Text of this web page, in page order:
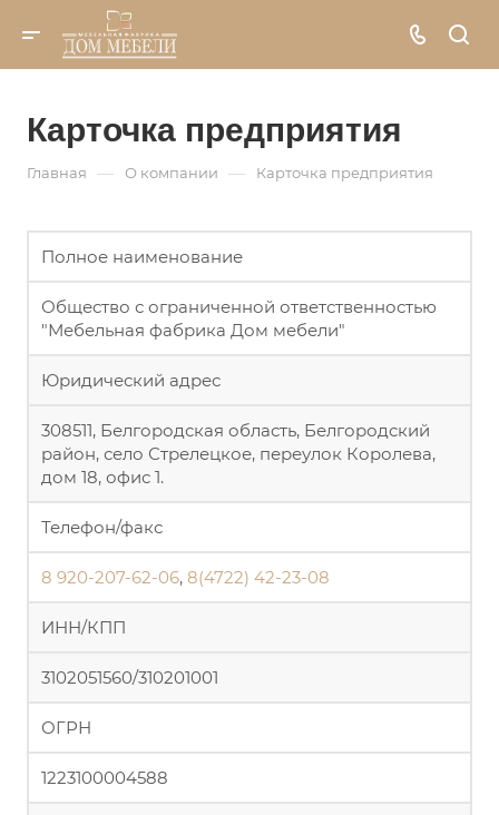
Карточка предприятия
Главная — О компании — Карточка предприятия
Полное наименование
Общество с ограниченной ответственностью
"Мебельная фабрика Дом мебели"
Юридический адрес
308511, Белгородская область, Белгородский
район, село Стрелецкое, переулок Королева,
дом 18, офис 1.
Телефон/факс
8 920-207-62-06, 8(4722) 42-23-08
ИНН/КПП
3102051560/310201001
ОГРН
1223100004588